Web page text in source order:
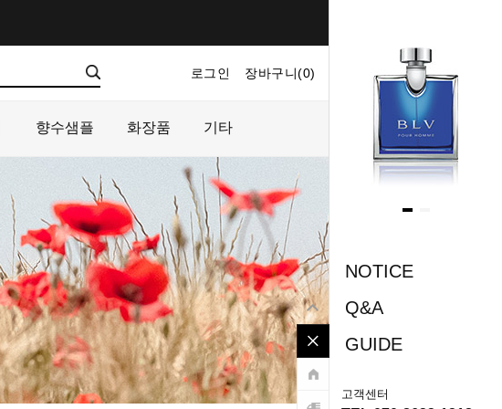
NOTICE
Q&A
GUIDE
고객센터
로그인 장바구니(0) 마이페이지 주문내역
향수샘플 화장품 기타